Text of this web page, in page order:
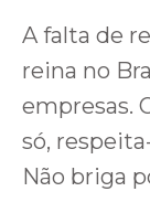
A falta de
reina no
empresas.
só,
Não briga